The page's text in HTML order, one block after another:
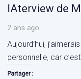
IAterview de
2 ans ago
Aujourd’hui,
personnelle, car
Partager :